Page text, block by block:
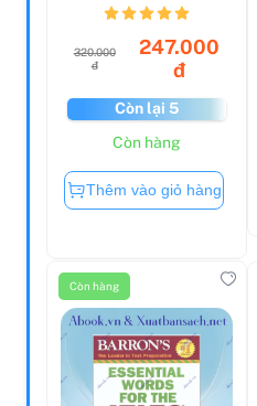
Nhân
320.000
đ
247.000
đ
Còn lại 5
Còn hàng
Thêm vào giỏ hàng
Còn hàng